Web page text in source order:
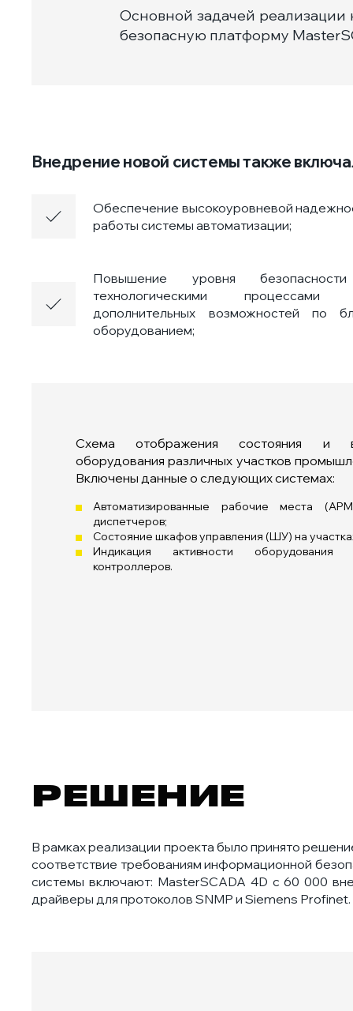
Основной задачей
безопасную платформу
Внедрение новой системы также
Обеспечение высокоуровневой
работы системы автоматизации;
Повышение уровня
технологическими
дополнительных возможностей по
оборудованием;
Схема отображения состояния и
оборудования различных участков
Включены данные о следующих системах:
Автоматизированные рабочие места
диспетчеров;
Состояние шкафов управления (ШУ) на
Индикация активности
контроллеров.
РЕШЕНИЕ
В рамках реализации проекта было принято
соответствие требованиям информационной
системы включают: MasterSCADA 4D с 60 000
драйверы для протоколов SNMP и Siemens Profinet.